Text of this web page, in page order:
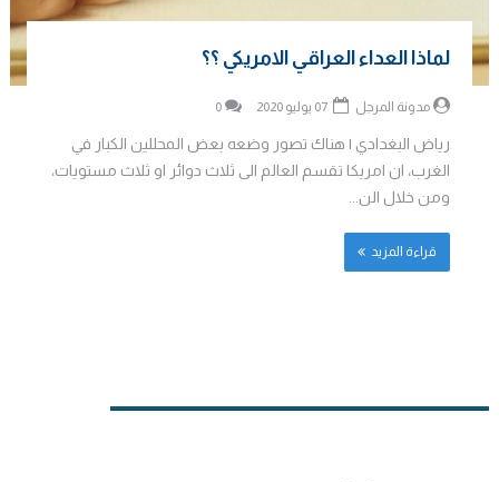
لماذا العداء العراقي الامريكي ؟؟
مدونة المرجل 0
رياض البغدادي | هناك تصور وضعه بعض المحللين الكبار في
الغرب، ان امريكا تقسم العالم الى ثلاث دوائر او ثلاث مستويات،
ومن خلال الن...
قراءة المزيد